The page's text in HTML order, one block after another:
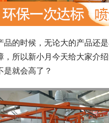
品的时候，无论大的产品还
，所以新小月今天给大家介
是就会高了？